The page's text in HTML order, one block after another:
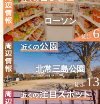
ローソン
徒歩6
北常三島公園
徒歩13